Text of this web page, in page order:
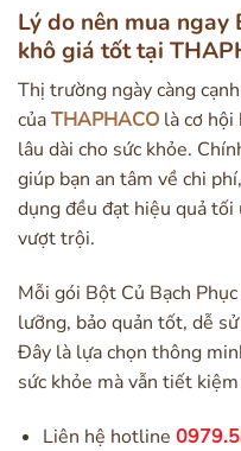
Lý do nên mua ngay
khô giá tốt tại
Thị trường ngày càng
củaTHAPHACO là cơ
lâu dài cho sức khỏe.
giúp bạn an tâm về chi
dụng đều đạt hiệu quả
vượt trội.
Mỗi gói Bột Củ Bạch
lưỡng, bảo quản tốt, dễ
Đây là lựa chọn thông
sức khỏe mà vẫn tiết
Liên hệ hotline